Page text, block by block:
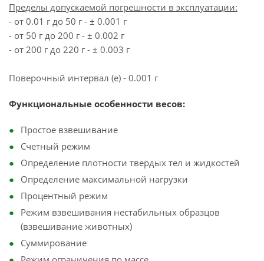
Пределы допускаемой погрешности в эксплуатации:
- от 0.01 г до 50 г - ± 0.001 г
- от 50 г до 200 г - ± 0.002 г
- от 200 г до 220 г - ± 0.003 г
Поверочный интервал (е) - 0.001 г
Функциональные особенности весов:
Простое взвешивание
Счетный режим
Определение плотности твердых тел и жидкостей
Определение максимальной нагрузки
Процентный режим
Режим взвешивания нестабильных образцов
(взвешивание животных)
Суммирование